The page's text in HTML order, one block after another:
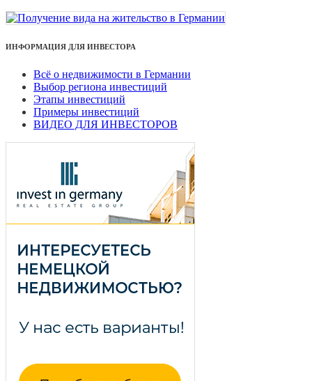
ИНФОРМАЦИЯ ДЛЯ ИНВЕСТОРА
Всё о недвижимости в Германии
Выбор региона инвестиций
Этапы инвестиций
Примеры инвестиций
ВИДЕО ДЛЯ ИНВЕСТОРОВ